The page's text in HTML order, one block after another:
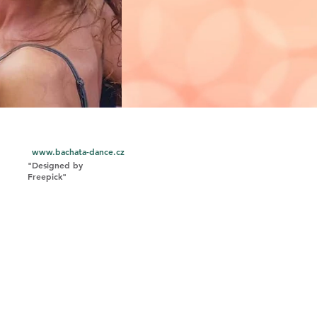
www.bachata-dance.cz
"Designed by
Freepick"